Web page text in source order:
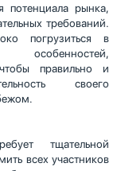
потенциала рынка,
требований.
погрузиться в
правильно и
своего
тщательной
всех участников